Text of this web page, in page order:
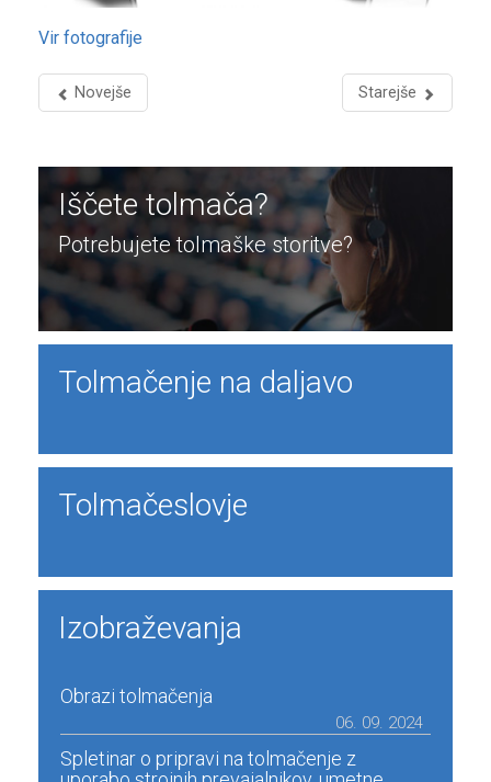
Vir fotografije
Novejše Starejše
Iščete tolmača?
Potrebujete tolmaške storitve?
Tolmačenje na daljavo
Tolmačeslovje
Izobraževanja
Obrazi tolmačenja
06. 09. 2024
Spletinar o pripravi na tolmačenje z